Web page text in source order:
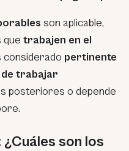
son aplicable,
que trabajen en el
considerado pertinente
de trabajar
posteriores o depende
son los